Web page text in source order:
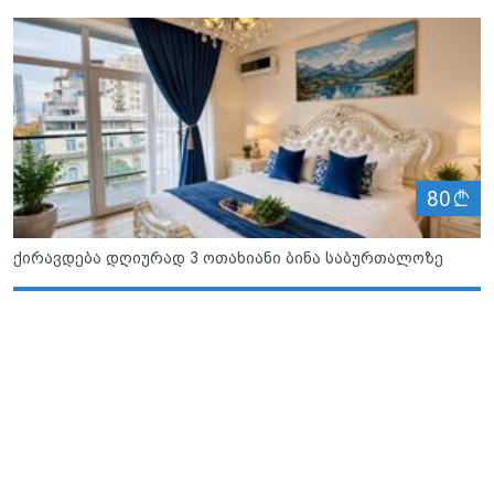
80
ქირავდება დღიურად 3 ოთახიანი ბინა საბურთალოზე